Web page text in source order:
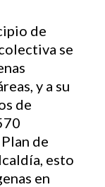
de
se
y a su
de
de
esto
en